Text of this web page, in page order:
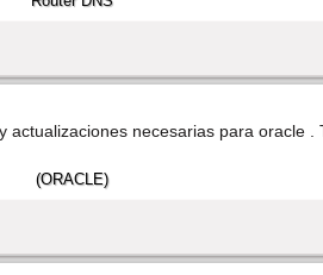
necesarias para oracle